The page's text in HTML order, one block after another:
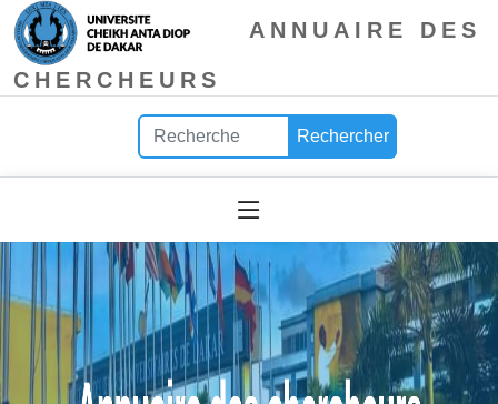
ANNUAIRE DES
CHERCHEURS
Rechercher